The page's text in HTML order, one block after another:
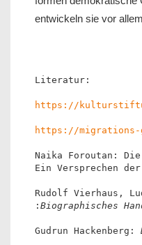
entwickeln sie vor
Literatur:
https://
https://migrations-
Naika Foroutan:
Ein Versprechen
Rudolf Vierhaus,
: Biographisches
Gudrun Hackenberg: